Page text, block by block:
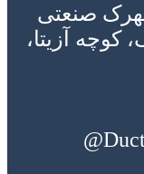
صنعتی
کوچه آزیتا،